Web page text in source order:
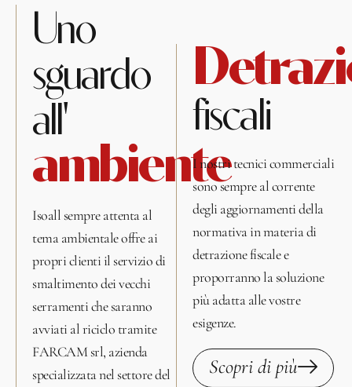
Uno
sguardo
all'
ambiente
Isoall sempre attenta al
tema ambientale offre ai
propri clienti il servizio di
smaltimento dei vecchi
serramenti che saranno
avviati al riciclo tramite
FARCAM srl, azienda
specializzata nel settore del
fiscali
I nostri tecnici commerciali
sono sempre al corrente
degli aggiornamenti della
normativa in materia di
detrazione fiscale e
proporranno la soluzione
più adatta alle vostre
esigenze.
Scopri di più